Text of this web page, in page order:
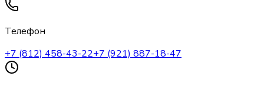
Телефон
+7 (812) 458-43-22+7 (921) 887-18-47